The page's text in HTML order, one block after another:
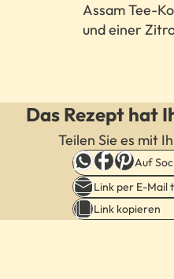
Assam Tee-
und einer
Das Rezept hat
Teilen Sie es mit
Auf
Link per E-Mail
Link kopieren